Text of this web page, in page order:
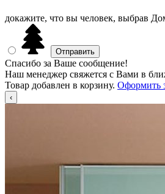
докажите, что вы человек, выбрав
Спасибо за Ваше сообщение!
Наш менеджер свяжется с Вами в
Товар добавлен в корзину. Оформить